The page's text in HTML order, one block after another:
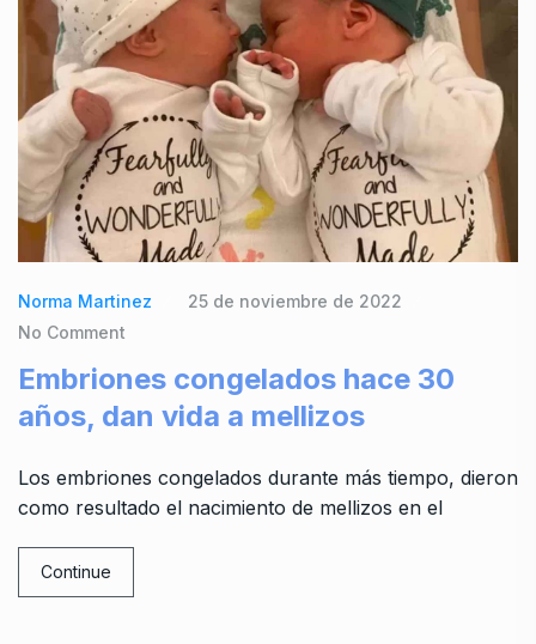
Norma Martinez
25 de noviembre de 2022
No Comment
Embriones congelados hace 30
años, dan vida a mellizos
Los embriones congelados durante más tiempo, dieron
como resultado el nacimiento de mellizos en el
Continue